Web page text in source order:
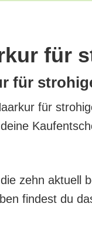
für
für
für
zehn aktu­ell
fin­dest du